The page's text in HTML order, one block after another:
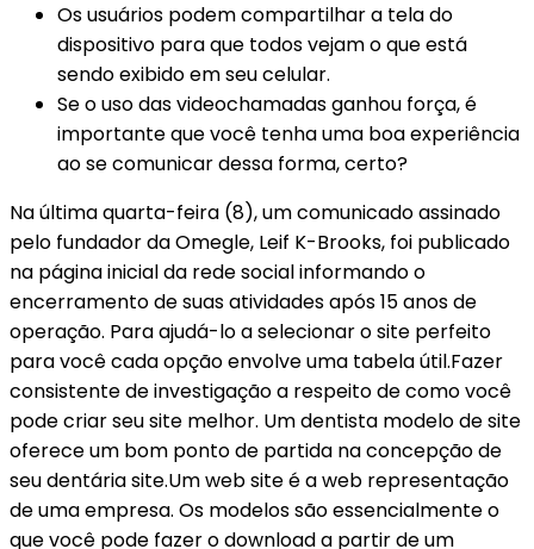
Os usuários podem compartilhar a tela do
dispositivo para que todos vejam o que está
sendo exibido em seu celular.
Se o uso das videochamadas ganhou força, é
importante que você tenha uma boa experiência
ao se comunicar dessa forma, certo?
Na última quarta-feira (8), um comunicado assinado
pelo fundador da Omegle, Leif K-Brooks, foi publicado
na página inicial da rede social informando o
encerramento de suas atividades após 15 anos de
operação. Para ajudá-lo a selecionar o site perfeito
para você cada opção envolve uma tabela útil.Fazer
consistente de investigação a respeito de como você
pode criar seu site melhor. Um dentista modelo de site
oferece um bom ponto de partida na concepção de
seu dentária site.Um web site é a web representação
de uma empresa. Os modelos são essencialmente o
que você pode fazer o download a partir de um